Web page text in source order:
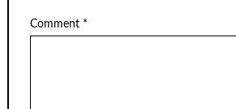
Comment *